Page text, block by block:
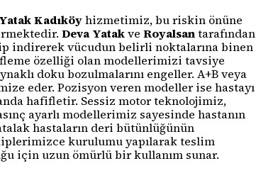
Kadıköyhizmetimiz, bu riskin önüne
Deva Yatakve Royalsantarafından
indirerek vücudun belirli noktalarına binen
özelliği olan modellerimizi tavsiye
doku bozulmalarını engeller. A+B veya
eder. Pozisyon veren modeller ise hastayı
hafifletir. Sessiz motor teknolojimiz,
ayarlı modellerimiz sayesinde hastanın
hastaların deri bütünlüğünün
kurulumu yapılarak teslim
için uzun ömürlü bir kullanım sunar.